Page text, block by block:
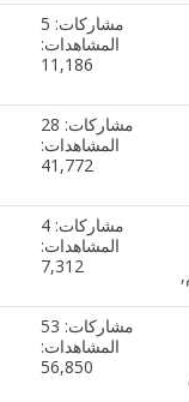
مشاركات: 5
المشاهدات:
11,186
مشاركات: 28
المشاهدات:
41,772
مشاركات: 4
المشاهدات:
7,312
مشاركات: 53
المشاهدات:
56,850